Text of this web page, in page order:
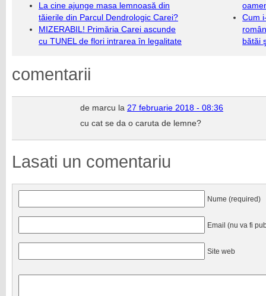
La cine ajunge masa lemnoasă din
tăierile din Parcul Dendrologic Carei?
MIZERABIL! Primăria Carei ascunde
cu TUNEL de flori intrarea în legalitate
Cum
bătăi
comentarii
de marcu la 27 februarie 2018 - 08:36
cu cat se da o caruta de lemne?
Lasati un comentariu
Nume (required)
Email (nu va fi
Site web